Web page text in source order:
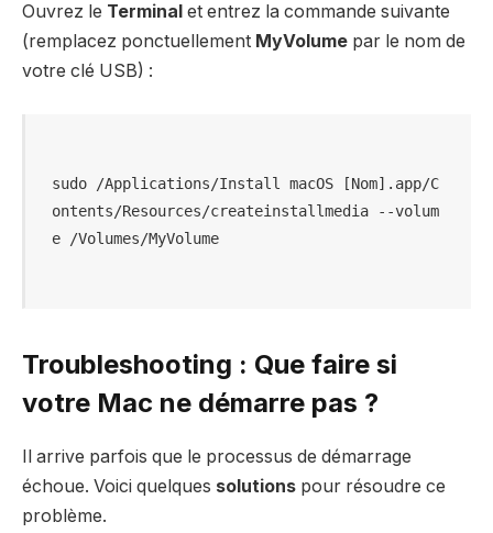
Ouvrez le Terminal et entrez la commande suivante
(remplacez ponctuellement MyVolume par le nom de
votre clé USB) :
sudo /Applications/Install macOS [Nom].app/C
ontents/Resources/createinstallmedia --volum
Troubleshooting : Que faire si
votre Mac ne démarre pas ?
Il arrive parfois que le processus de démarrage
échoue. Voici quelques solutions pour résoudre ce
problème.